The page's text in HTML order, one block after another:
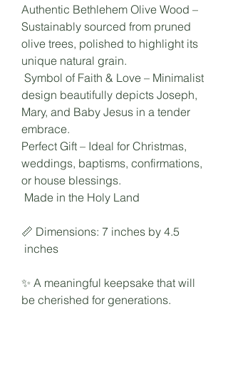
Authentic Bethlehem Olive Wood –
Sustainably sourced from pruned
olive trees, polished to highlight its
unique natural grain.
Symbol of Faith & Love – Minimalist
design beautifully depicts Joseph,
Mary, and Baby Jesus in a tender
embrace.
Perfect Gift – Ideal for Christmas,
weddings, baptisms, confirmations,
or house blessings.
Made in the Holy Land
📏 Dimensions: 7 inches by 4.5
inches
✨ A meaningful keepsake that will
be cherished for generations.